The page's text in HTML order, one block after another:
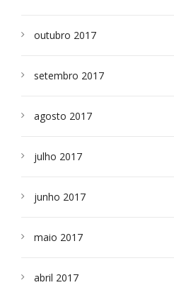
outubro 2017
setembro 2017
agosto 2017
julho 2017
junho 2017
maio 2017
abril 2017